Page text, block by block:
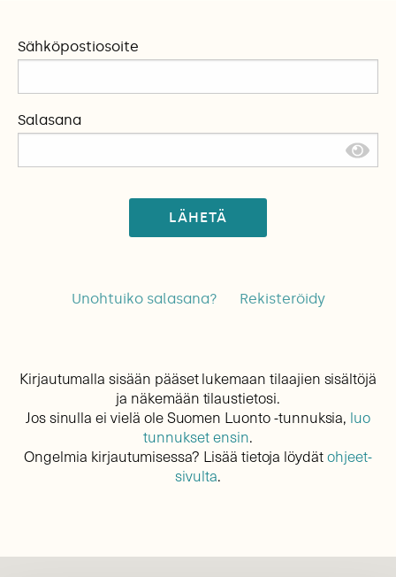
Sähköpostiosoite
Salasana
LÄHETÄ
Unohtuiko salasana? Rekisteröidy
Kirjautumalla sisään pääset lukemaan tilaajien sisältöjä
ja näkemään tilaustietosi.
Jos sinulla ei vielä ole Suomen Luonto -tunnuksia, luo
tunnukset ensin.
Ongelmia kirjautumisessa? Lisää tietoja löydätohjeet-
sivulta.